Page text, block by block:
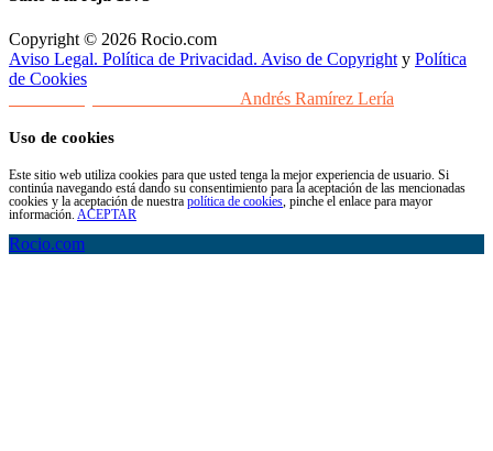
Copyright © 2026 Rocio.com
Aviso Legal. Política de Privacidad. Aviso de Copyright y Política
de Cookies
Andrés Ramírez Lería
Uso de cookies
Este sitio web utiliza cookies para que usted tenga la mejor experiencia de usuario. Si
continúa navegando está dando su consentimiento para la aceptación de las mencionadas
cookies y la aceptación de nuestra política de cookies, pinche el enlace para mayor
información. ACEPTAR
Rocio.com